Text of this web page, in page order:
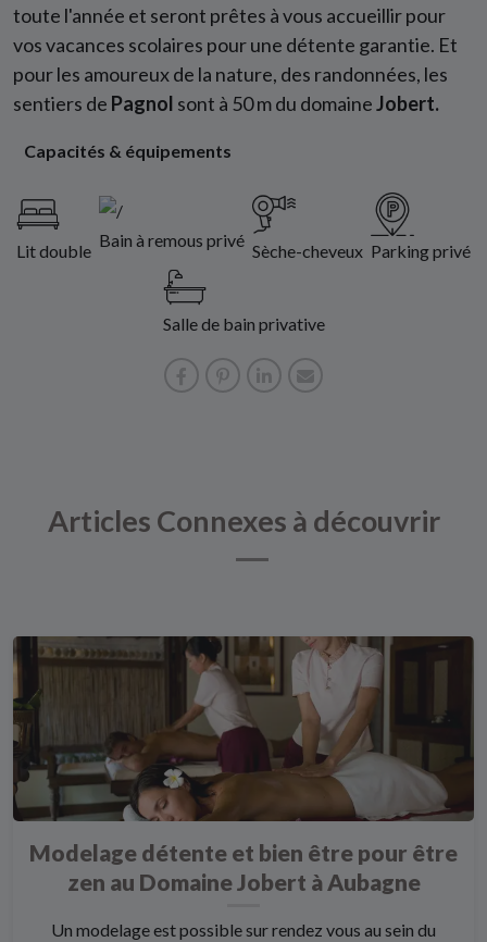
toute l'année et seront prêtes à vous accueillir pour
vos vacances scolaires pour une détente garantie. Et
pour les amoureux de la nature, des randonnées, les
sentiers de Pagnol sont à 50 m du domaineJobert.
Capacités & équipements
Lit double
Bain à remous privé
Sèche-cheveux Parking privé
Salle de bain privative
Articles Connexes à découvrir
Modelage détente et bien être pour être
zen au Domaine Jobert à Aubagne
Un modelage est possible sur rendez vous au sein du